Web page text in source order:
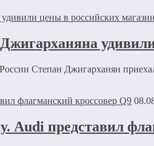
Степан Джигарханян
Audi представил